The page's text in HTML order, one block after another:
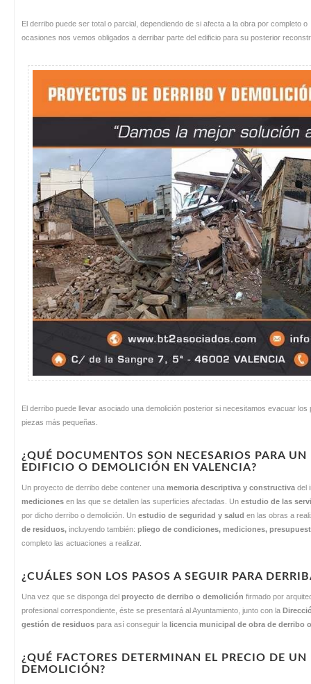
El derribo puede ser total o parcial, dependiendo de si afecta a la obra por completo
ocasiones nos vemos obligados a derribar parte del edificio para su posterior
El derribo puede llevar asociado una demolición posterior si necesitamos evacuar
piezas más pequeñas.
¿QUÉ DOCUMENTOS SON NECESARIOS PARA
EDIFICIO O DEMOLICIÓN EN VALENCIA?
Un proyecto de derribo debe contener una memoria descriptiva y constructiva del
mediciones en las que se detallen las superficies afectadas. Un estudio de las
por dicho derribo o demolición. Un estudio de seguridad y salud en las obras a
de residuos, incluyendo también: pliego de condiciones, mediciones,
completo las actuaciones a realizar.
¿CUÁLES SON LOS PASOS A SEGUIR PARA
Una vez que se disponga del proyecto de derribo o demolición firmado por
profesional correspondiente, éste se presentará al Ayuntamiento, junto con la
gestión de residuos para así conseguir la licencia municipal de obra de derribo
¿QUÉ FACTORES DETERMINAN EL PRECIO DE
DEMOLICIÓN?